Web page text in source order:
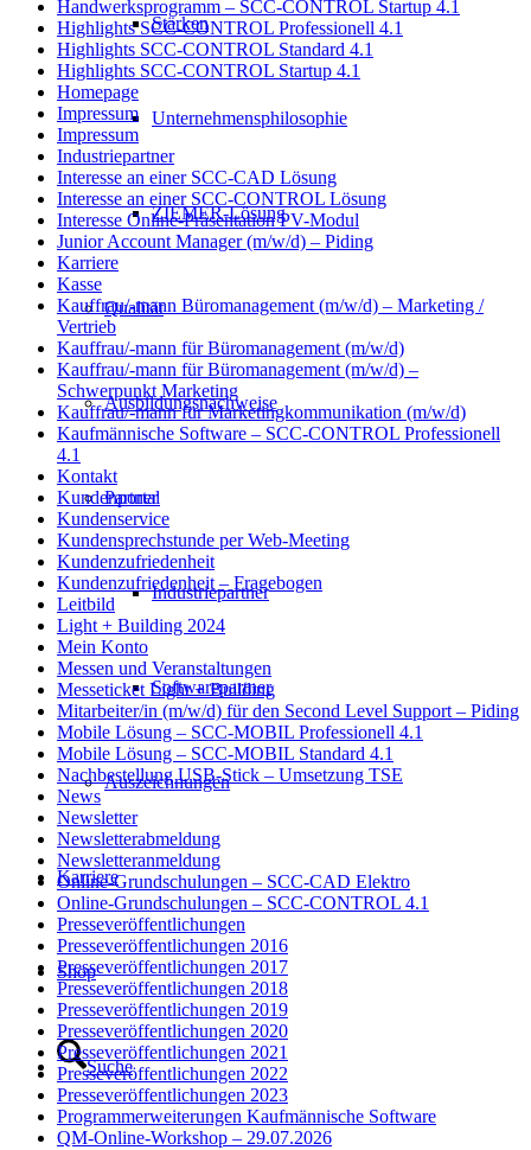
Stärken
Unternehmensphilosophie
ZIEMER-Lösung
Qualität
Ausbildungsnachweise
Partner
Industriepartner
Softwarepartner
Auszeichnungen
Karriere
Shop
Suche
Handwerksprogramm – SCC-CONTROL Startup 4.1
Highlights SCC-CONTROL Professionell 4.1
Highlights SCC-CONTROL Standard 4.1
Highlights SCC-CONTROL Startup 4.1
Homepage
Impressum
Impressum
Industriepartner
Interesse an einer SCC-CAD Lösung
Interesse an einer SCC-CONTROL Lösung
Interesse Online-Präsentation PV-Modul
Junior Account Manager (m/w/d) – Piding
Karriere
Kasse
Kauffrau/-mann Büromanagement (m/w/d) – Marketing /
Vertrieb
Kauffrau/-mann für Büromanagement (m/w/d)
Kauffrau/-mann für Büromanagement (m/w/d) –
Schwerpunkt Marketing
Kauffrau/-mann für Marketingkommunikation (m/w/d)
Kaufmännische Software – SCC-CONTROL Professionell
4.1
Kontakt
Kundenportal
Kundenservice
Kundensprechstunde per Web-Meeting
Kundenzufriedenheit
Kundenzufriedenheit – Fragebogen
Leitbild
Light + Building 2024
Mein Konto
Messen und Veranstaltungen
Messeticket Light + Building
Mitarbeiter/in (m/w/d) für den Second Level Support – Piding
Mobile Lösung – SCC-MOBIL Professionell 4.1
Mobile Lösung – SCC-MOBIL Standard 4.1
Nachbestellung USB-Stick – Umsetzung TSE
News
Newsletter
Newsletterabmeldung
Newsletteranmeldung
Online-Grundschulungen – SCC-CAD Elektro
Online-Grundschulungen – SCC-CONTROL 4.1
Presseveröffentlichungen
Presseveröffentlichungen 2016
Presseveröffentlichungen 2017
Presseveröffentlichungen 2018
Presseveröffentlichungen 2019
Presseveröffentlichungen 2020
Presseveröffentlichungen 2021
Presseveröffentlichungen 2022
Presseveröffentlichungen 2023
Programmerweiterungen Kaufmännische Software
QM-Online-Workshop – 29.07.2026